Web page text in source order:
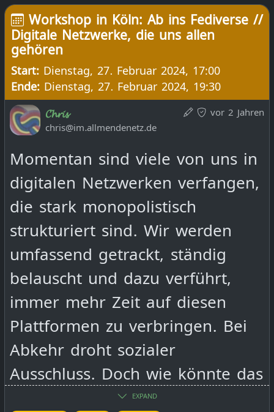
https://dingfabrik.de/
ICS Datei
Event Schedule:
10:00 Welcome
10:15 Talk 1 howto living with
max amount of free software
and the climate benefits
(inspired by two woldwide
climate demo on 20.09.2024)
11:30 Talk 2
https://de.wikipedia.org/wiki/Ope
Workshop in Köln: Ab ins Fediverse //
Digitale Netzwerke, die uns allen
gehören
Start: Dienstag, 27. Februar 2024, 17:00
Ende: Dienstag, 27. Februar 2024, 19:30
vor 2 Jahren
𝓒𝓱𝓻𝓲𝓼
chris@im.allmendenetz.de
Momentan sind viele von uns in
digitalen Netzwerken verfangen,
die stark monopolistisch
strukturiert sind. Wir werden
umfassend getrackt, ständig
belauscht und dazu verführt,
immer mehr Zeit auf diesen
Plattformen zu verbringen. Bei
Abkehr droht sozialer
Ausschluss. Doch wie könnte das
anders gehen? In diesem
EXPAND